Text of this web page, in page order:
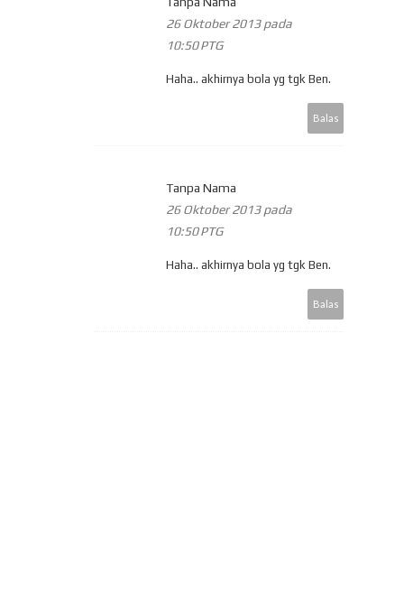
26 Oktober 2013 pada
10:50 PTG
Haha.. akhirnya bola yg tgk Ben.
Balas
Tanpa Nama
26 Oktober 2013 pada
10:50 PTG
Haha.. akhirnya bola yg tgk Ben.
Balas